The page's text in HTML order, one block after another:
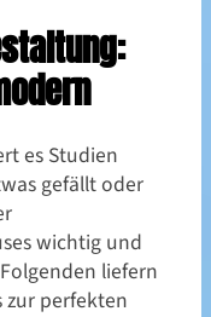
es Studien
gefällt oder
wichtig und
liefern
zur perfekten